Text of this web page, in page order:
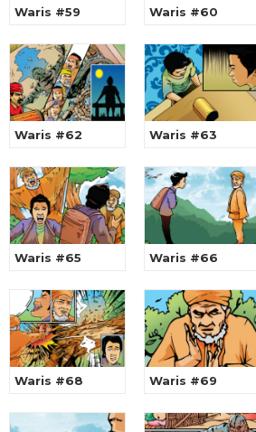
Waris #59 Waris #60
Waris #62 Waris #63
Waris #65 Waris #66
Waris #68 Waris #69